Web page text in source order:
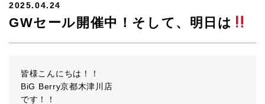
2025.04.24
GWセール開催中！そして、明日は
皆様こんにちは！！
BiG Berry京都木津川店
です！！